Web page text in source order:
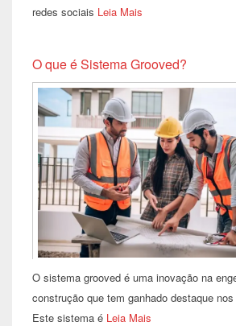
redes sociais Leia Mais
O que é Sistema Grooved?
O sistema grooved é uma inovação na
construção que tem ganhado destaque
Este sistema é Leia Mais